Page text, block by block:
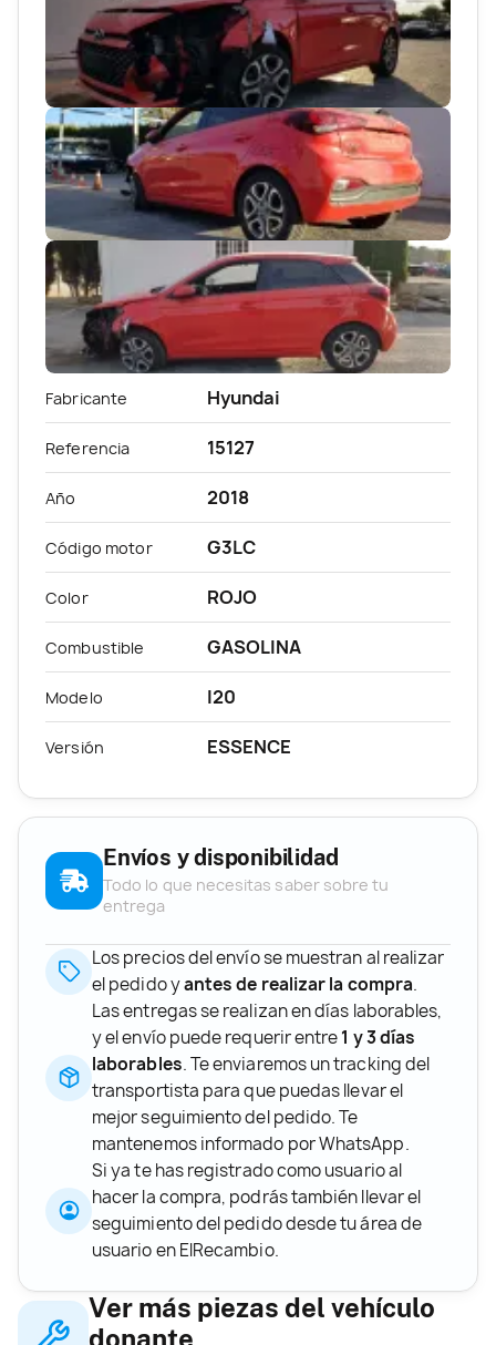
Fabricante Hyundai
Referencia 15127
Año 2018
Código motor G3LC
Color ROJO
Combustible GASOLINA
Modelo I20
Versión ESSENCE
Envíos y disponibilidad
Todo lo que necesitas saber sobre tu
entrega
Los precios del envío se muestran al realizar
el pedido yantes de realizar la compra.
Las entregas se realizan en días laborables,
y el envío puede requerir entre1 y 3 días
laborables. Te enviaremos un tracking del
transportista para que puedas llevar el
mejor seguimiento del pedido. Te
mantenemos informado por WhatsApp.
Si ya te has registrado como usuario al
hacer la compra, podrás también llevar el
seguimiento del pedido desde tu área de
usuario en ElRecambio.
Ver más piezas del vehículo
donante